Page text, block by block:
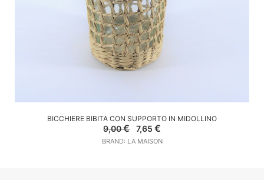
AGGIUNGI AL CARRELLO
BICCHIERE BIBITA CON SUPPORTO IN MIDOLLINO
9,00€
Il
prezzo
originale
7,65 €Il
attuale
BRAND: LA MAISON